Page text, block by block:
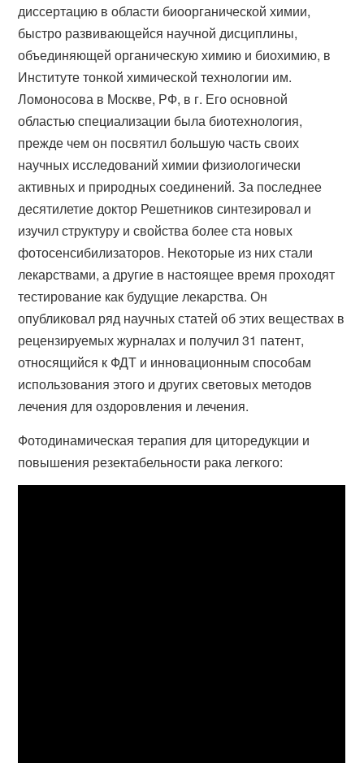
диссертацию в области биоорганической химии,
быстро развивающейся научной дисциплины,
объединяющей органическую химию и биохимию, в
Институте тонкой химической технологии им.
Ломоносова в Москве, РФ, в г. Его основной
областью специализации была биотехнология,
прежде чем он посвятил большую часть своих
научных исследований химии физиологически
активных и природных соединений. За последнее
десятилетие доктор Решетников синтезировал и
изучил структуру и свойства более ста новых
фотосенсибилизаторов. Некоторые из них стали
лекарствами, а другие в настоящее время проходят
тестирование как будущие лекарства. Он
опубликовал ряд научных статей об этих веществах в
рецензируемых журналах и получил 31 патент,
относящийся к ФДТ и инновационным способам
использования этого и других световых методов
лечения для оздоровления и лечения.
Фотодинамическая терапия для циторедукции и
повышения резектабельности рака легкого: